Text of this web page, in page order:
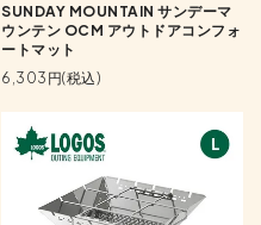
SUNDAY MOUNTAIN サンデーマ
ウンテン OCM アウトドアコンフォ
ートマット
6,303円(税込)